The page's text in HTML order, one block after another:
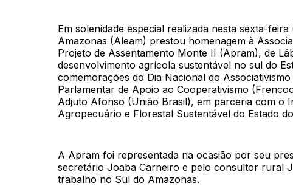
Em solenidade especial realizada nesta sexta-
Amazonas (Aleam) prestou homenagem à
Projeto de Assentamento Monte II (Apram), de
desenvolvimento agrícola sustentável no sul do
comemorações do Dia Nacional do
Parlamentar de Apoio ao Cooperativismo
Adjuto Afonso (União Brasil), em parceria com o
Agropecuário e Florestal Sustentável do Estado
A Apram foi representada na ocasião por seu
secretário Joaba Carneiro e pelo consultor rural
trabalho no Sul do Amazonas.